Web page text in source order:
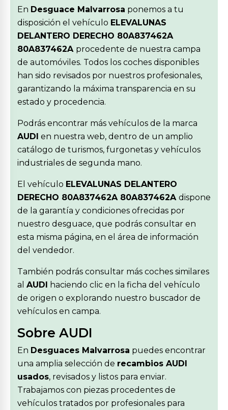
En Desguace Malvarrosa ponemos a tu
disposición el vehículo ELEVALUNAS
DELANTERO DERECHO 80A837462A
80A837462A procedente de nuestra campa
de automóviles. Todos los coches disponibles
han sido revisados por nuestros profesionales,
garantizando la máxima transparencia en su
estado y procedencia.
Podrás encontrar más vehículos de la marca
AUDI en nuestra web, dentro de un amplio
catálogo de turismos, furgonetas y vehículos
industriales de segunda mano.
El vehículo ELEVALUNAS DELANTERO
DERECHO 80A837462A 80A837462A dispone
de la garantía y condiciones ofrecidas por
nuestro desguace, que podrás consultar en
esta misma página, en el área de información
del vendedor.
También podrás consultar más coches similares
al AUDI haciendo clic en la ficha del vehículo
de origen o explorando nuestro buscador de
vehículos en campa.
Sobre AUDI
En Desguaces Malvarrosa puedes encontrar
una amplia selección de recambios AUDI
usados, revisados y listos para enviar.
Trabajamos con piezas procedentes de
vehículos tratados por profesionales para